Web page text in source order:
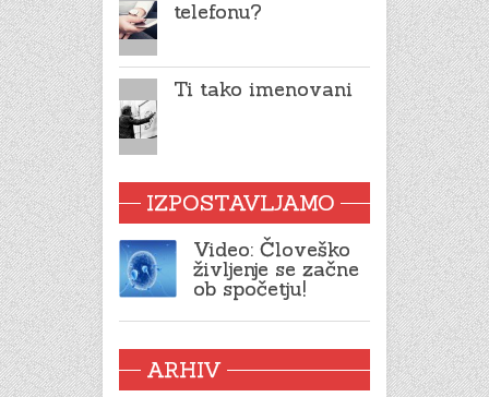
telefonu?
Ti tako imenovani
IZPOSTAVLJAMO
Video: Človeško
življenje se začne
ob spočetju!
ARHIV